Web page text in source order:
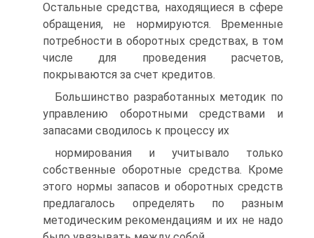
Остальные средства, находящиеся в сфере
обращения, не нормируются. Временные
потребности в оборотных средствах, в том
числе для проведения расчетов,
покрываются за счет кредитов.
Большинство разработанных методик по
управлению оборотными средствами и
запасами сводилось к процессу их
нормирования и учитывало только
собственные оборотные средства. Кроме
этого нормы запасов и оборотных средств
предлагалось определять по разным
методическим рекомендациям и их не надо